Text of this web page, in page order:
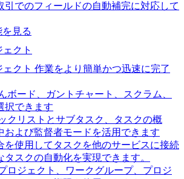
引でのフィールドの自動補完に対応して
見る
クト
クト 作業をより簡単かつ迅速に完了
ボード、ガントチャート、スクラム、
択できます
クリストとサブタスク、タスクの概
および監督者モードを活用できます
を使用してタスクを他のサービスに接続
スクの自動化を実現できます。
ロジェクト、ワークグループ、プロジ